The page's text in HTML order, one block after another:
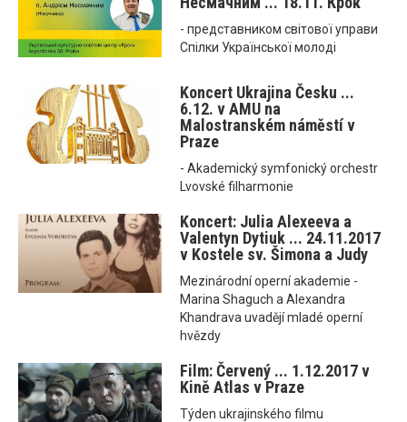
- представником світової управи
Спілки Української молоді
Koncert Ukrajina Česku ...
6.12. v AMU na
Malostranském náměstí v
Praze
- Akademický symfonický orchestr
Lvovské filharmonie
Koncert: Julia Alexeeva a
Valentyn Dytiuk ... 24.11.2017
v Kostele sv. Šimona a Judy
Mezinárodní operní akademie -
Marina Shaguch a Alexandra
Khandrava uvadějí mladé operní
hvězdy
Film: Červený ... 1.12.2017 v
Kině Atlas v Praze
Týden ukrajinského filmu